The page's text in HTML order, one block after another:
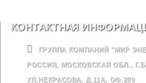
КОНТАКТНАЯ
ГРУППА КОМПАНИЙ "МИР
РОССИЯ, МОСКОВСКАЯ ОБЛ.,
УЛ.НЕКРАСОВА, Д.11А, ОФ.289